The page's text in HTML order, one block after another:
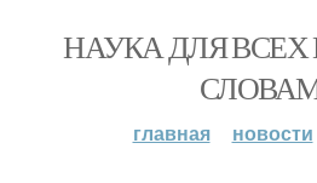
НАУКА ДЛЯ
главная новости